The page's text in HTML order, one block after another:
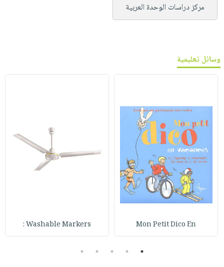
مركز دراسات الوحدة العربية
وسائل تعليمية
Mon Petit Dico En
Washable Markers :
1
2
3
4
5